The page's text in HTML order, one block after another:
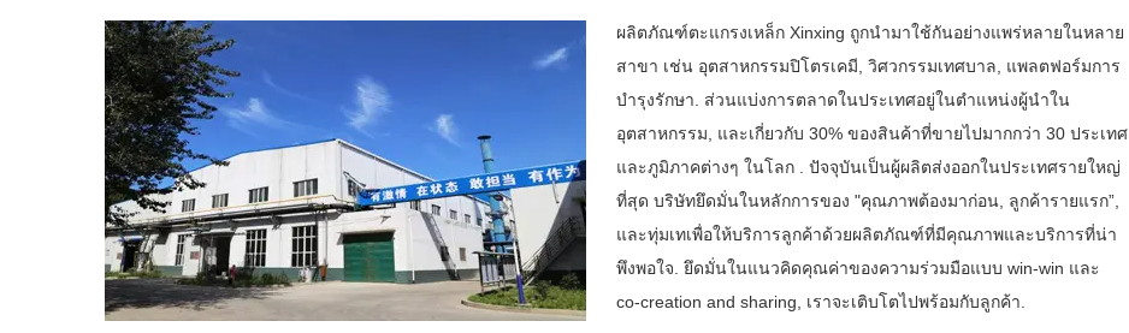
ผลิตภัณฑ์ตะแกรงเหล็ก Xinxing ถูกนำมาใช้กันอย่างแพร่หลายในหลาย
สาขา เช่น อุตสาหกรรมปิโตรเคมี, วิศวกรรมเทศบาล, แพลตฟอร์มการ
บำรุงรักษา. ส่วนแบ่งการตลาดในประเทศอยู่ในตำแหน่งผู้นำใน
อุตสาหกรรม, และเกี่ยวกับ 30% ของสินค้าที่ขายไปมากกว่า 30 ประเทศ
และภูมิภาคต่างๆ ในโลก . ปัจจุบันเป็นผู้ผลิตส่งออกในประเทศรายใหญ่
ที่สุด บริษัทยึดมั่นในหลักการของ "คุณภาพต้องมาก่อน, ลูกค้ารายแรก”,
และทุ่มเทเพื่อให้บริการลูกค้าด้วยผลิตภัณฑ์ที่มีคุณภาพและบริการที่น่า
พึงพอใจ. ยึดมั่นในแนวคิดคุณค่าของความร่วมมือแบบ win-win และ
co-creation and sharing, เราจะเติบโตไปพร้อมกับลูกค้า.